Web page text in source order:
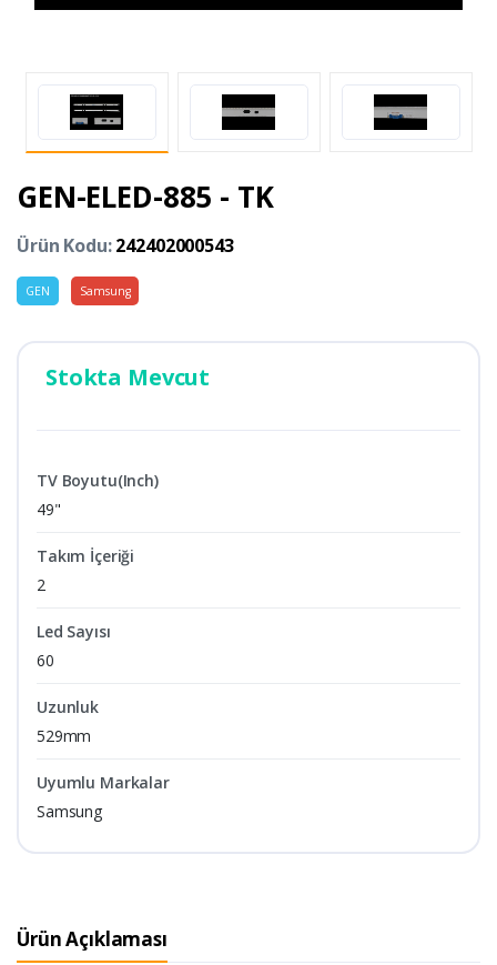
GEN-ELED-885 - TK
Ürün Kodu:242402000543
GEN Samsung
Stokta Mevcut
TV Boyutu(Inch)
49"
Takım İçeriği
2
Led Sayısı
60
Uzunluk
529mm
Uyumlu Markalar
Samsung
Ürün Açıklaması